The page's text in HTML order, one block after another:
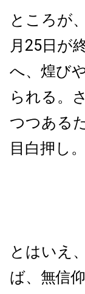
ところが
月25日が
へ、煌び
られる。
つつある
目白押し。
とはいえ
ば、無信